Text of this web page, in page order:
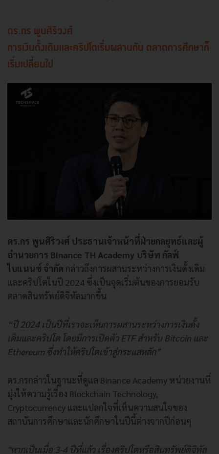
ดร.กร พูนศิริวงศ์
การเงินดั้งเดิมและคริปโตเริ่มผสานกัน ตลาดการศึกษาก็
เริ่มเปลี่ยนไป
ดร.กร พูนศิริวงศ์ ประธานเจ้าหน้าที่ฝ่ายกลยุทธ์และผู้
อำนวยการ Binance TH Academy บริษัท กัลฟ์
ไบแนนซ์ จำกัด กล่าวถึงการผสานระหว่างการเงินดั้งเดิม
และคริปโตในปี 2024 ซึ่งเป็นจุดเริ่มต้นของการยอมรับ
ตลาดสินทรัพย์ดิจิทัลมากขึ้น
“ปี 2024 เป็นปีที่เราจะเห็นการผสานระหว่างการเงินดั้ง
เดิมและคริปโต โดยมีการเปิดตัว ETF สำหรับ Bitcoin และ
Ethereum ซึ่งทำให้คริปโตเข้าสู่กระแสหลัก”
ดร.กรกล่าวในฐานะที่ดูแล Binance Academy หน่วยงานที่
มุ่งให้ความรู้เรื่อง Blockchain Technology,
Cryptocurrency และแปลกใจที่เห็นความสนใจของ
สถาบันการศึกษาและนักศึกษาในปีนี้ต่างจากปีก่อนๆ
"หากเป็นเมื่อ 3-4 ปีที่แล้ว เรื่องคริปโตหรือสินทรัพย์ดิจิทัล